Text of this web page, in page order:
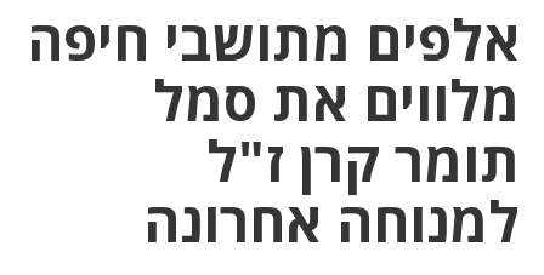
אלפים מתושבי חיפה
מלווים את סמל
תומר קרן ז"ל
למנוחה אחרונה